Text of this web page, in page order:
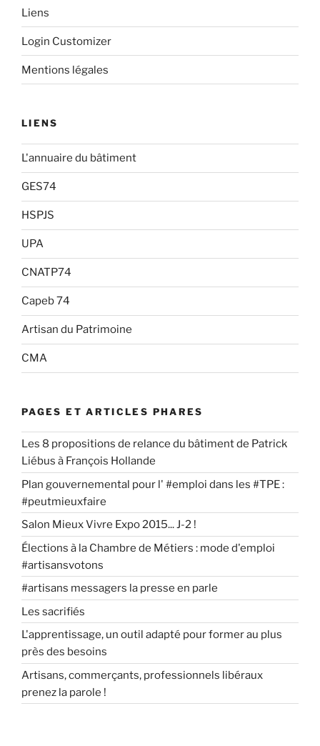
Liens
Login Customizer
Mentions légales
LIENS
L'annuaire du bâtiment
GES74
HSPJS
UPA
CNATP74
Capeb 74
Artisan du Patrimoine
CMA
PAGES ET ARTICLES PHARES
Les 8 propositions de relance du bâtiment de Patrick
Liébus à François Hollande
Plan gouvernemental pour l' #emploi dans les #TPE :
#peutmieuxfaire
Salon Mieux Vivre Expo 2015... J-2 !
Élections à la Chambre de Métiers : mode d'emploi
#artisansvotons
#artisans messagers la presse en parle
Les sacrifiés
L'apprentissage, un outil adapté pour former au plus
près des besoins
Artisans, commerçants, professionnels libéraux
prenez la parole !